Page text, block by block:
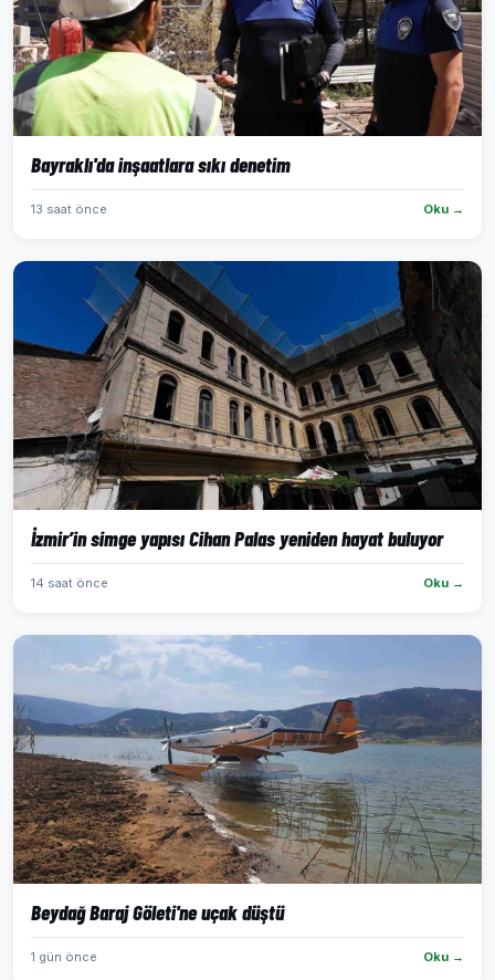
Bayraklı'da inşaatlara sıkı denetim
13 saat önce Oku →
İzmir’in simge yapısı Cihan Palas yeniden hayat buluyor
14 saat önce Oku →
Beydağ Baraj Göleti'ne uçak düştü
1 gün önce Oku →